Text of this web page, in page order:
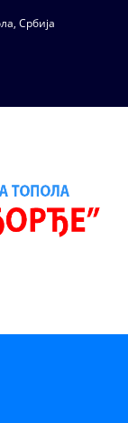
Србија